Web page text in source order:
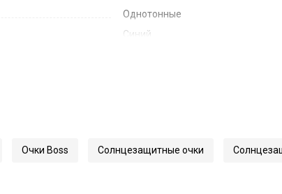
Однотонные
Синий
1332/S
Очки Boss Солнцезащитные очки